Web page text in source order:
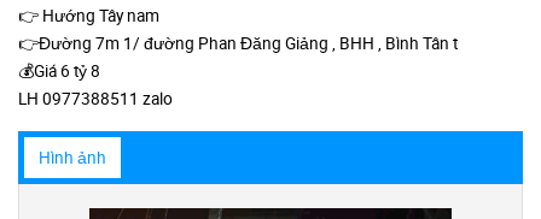
👉 Hướng Tây nam
👉Đường 7m 1/ đường Phan Đăng Giảng , BHH , Bình Tân t
💰Giá 6 tỷ 8
LH 0977388511 zalo
Hình ảnh